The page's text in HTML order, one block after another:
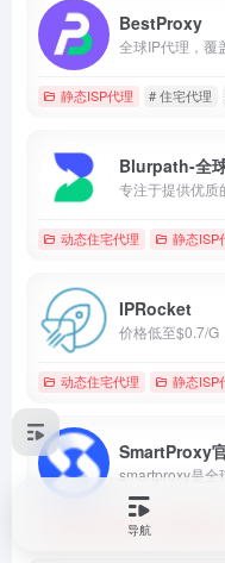
BestProxy
静态ISP代理 # 住宅代理
Blurpath-全
动态住宅代理 静态ISP
IPRocket
动态住宅代理 静态ISP
SmartProxy
动态住宅代理导航